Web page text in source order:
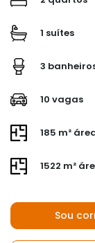
1 suítes
3
10 vagas
185 m²
1522 m²
Sou